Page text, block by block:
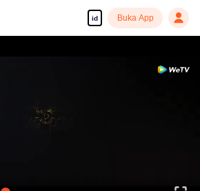
id Buka App